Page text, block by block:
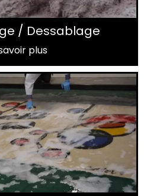
/ Dessablage
plus